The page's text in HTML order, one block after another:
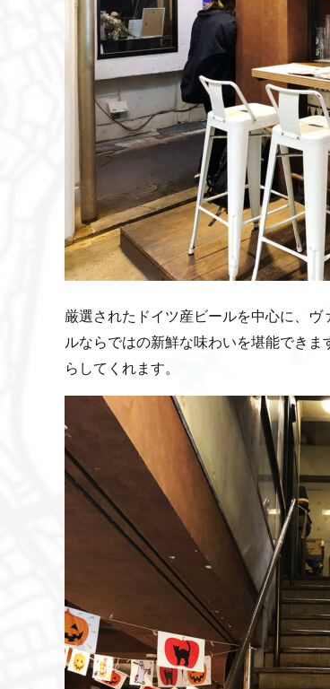
厳選されたドイツ産ビールを中心に、
ルならではの新鮮な味わいを堪能でき
らしてくれます。